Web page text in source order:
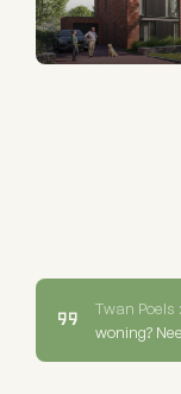
Twan Poels :
woning?